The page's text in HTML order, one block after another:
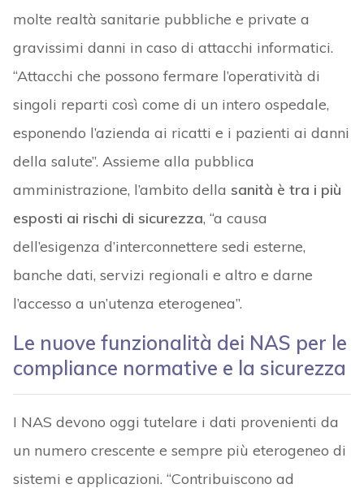
molte realtà sanitarie pubbliche e private a
gravissimi danni in caso di attacchi informatici.
“Attacchi che possono fermare l’operatività di
singoli reparti così come di un intero ospedale,
esponendo l’azienda ai ricatti e i pazienti ai danni
della salute”. Assieme alla pubblica
amministrazione, l’ambito della sanità è tra i più
esposti ai rischi di sicurezza, “a causa
dell’esigenza d’interconnettere sedi esterne,
banche dati, servizi regionali e altro e darne
l’accesso a un’utenza eterogenea”.
Le nuove funzionalità dei NAS per le
compliance normative e la sicurezza
I NAS devono oggi tutelare i dati provenienti da
un numero crescente e sempre più eterogeneo di
sistemi e applicazioni. “Contribuiscono ad